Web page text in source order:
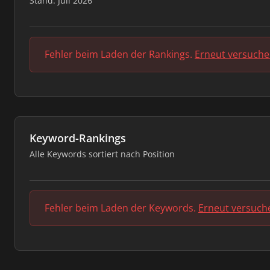
Fehler beim Laden der Rankings. Erneut
Keyword-Rankings
Alle Keywords sortiert nach Position
Fehler beim Laden der Keywords. Erneut